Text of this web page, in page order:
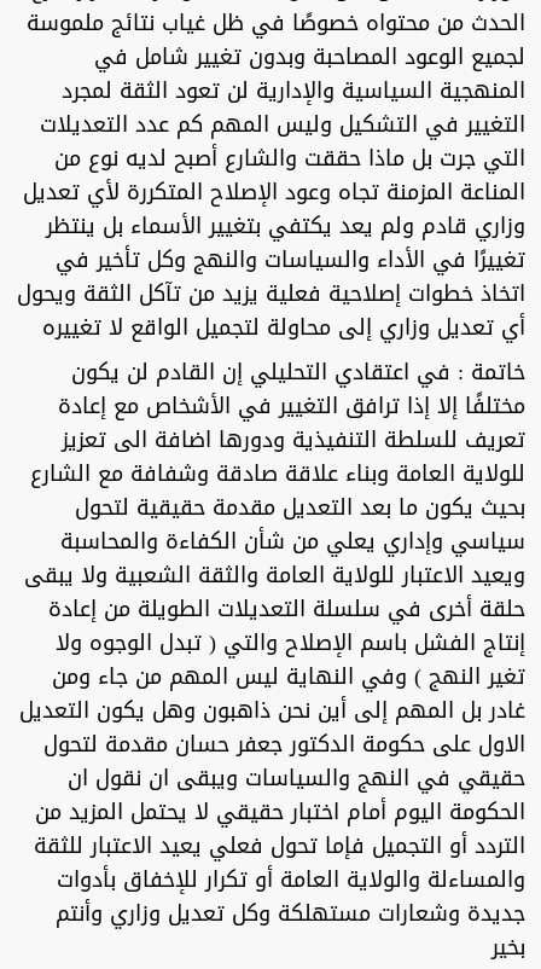
الحدث من محتواه خصوصًا في ظل غياب نتائج ملموسة
لجميع الوعود المصاحبة وبدون تغيير شامل في
المنهجية السياسية والإدارية لن تعود الثقة لمجرد
التغيير في التشكيل وليس المهم كم عدد التعديلات
التي جرت بل ماذا حققت والشارع أصبح لديه نوع من
المناعة المزمنة تجاه وعود الإصلاح المتكررة لأي تعديل
وزاري قادم ولم يعد يكتفي بتغيير الأسماء بل ينتظر
تغييرًا في الأداء والسياسات والنهج وكل تأخير في
اتخاذ خطوات إصلاحية فعلية يزيد من تآكل الثقة ويحول
أي تعديل وزاري إلى محاولة لتجميل الواقع لا تغييره
خاتمة : في اعتقادي التحليلي إن القادم لن يكون
مختلفًا إلا إذا ترافق التغيير في الأشخاص مع إعادة
تعريف للسلطة التنفيذية ودورها اضافة الى تعزيز
للولاية العامة وبناء علاقة صادقة وشفافة مع الشارع
بحيث يكون ما بعد التعديل مقدمة حقيقية لتحول
سياسي وإداري يعلي من شأن الكفاءة والمحاسبة
ويعيد الاعتبار للولاية العامة والثقة الشعبية ولا يبقى
حلقة أخرى في سلسلة التعديلات الطويلة من إعادة
إنتاج الفشل باسم الإصلاح والتي ( تبدل الوجوه ولا
تغير النهج ) وفي النهاية ليس المهم من جاء ومن
غادر بل المهم إلى أين نحن ذاهبون وهل يكون التعديل
الاول على حكومة الدكتور جعفر حسان مقدمة لتحول
حقيقي في النهج والسياسات ويبقى ان نقول ان
الحكومة اليوم أمام اختبار حقيقي لا يحتمل المزيد من
التردد أو التجميل فإما تحول فعلي يعيد الاعتبار للثقة
والمساءلة والولاية العامة أو تكرار للإخفاق بأدوات
جديدة وشعارات مستهلكة وكل تعديل وزاري وأنتم
بخير